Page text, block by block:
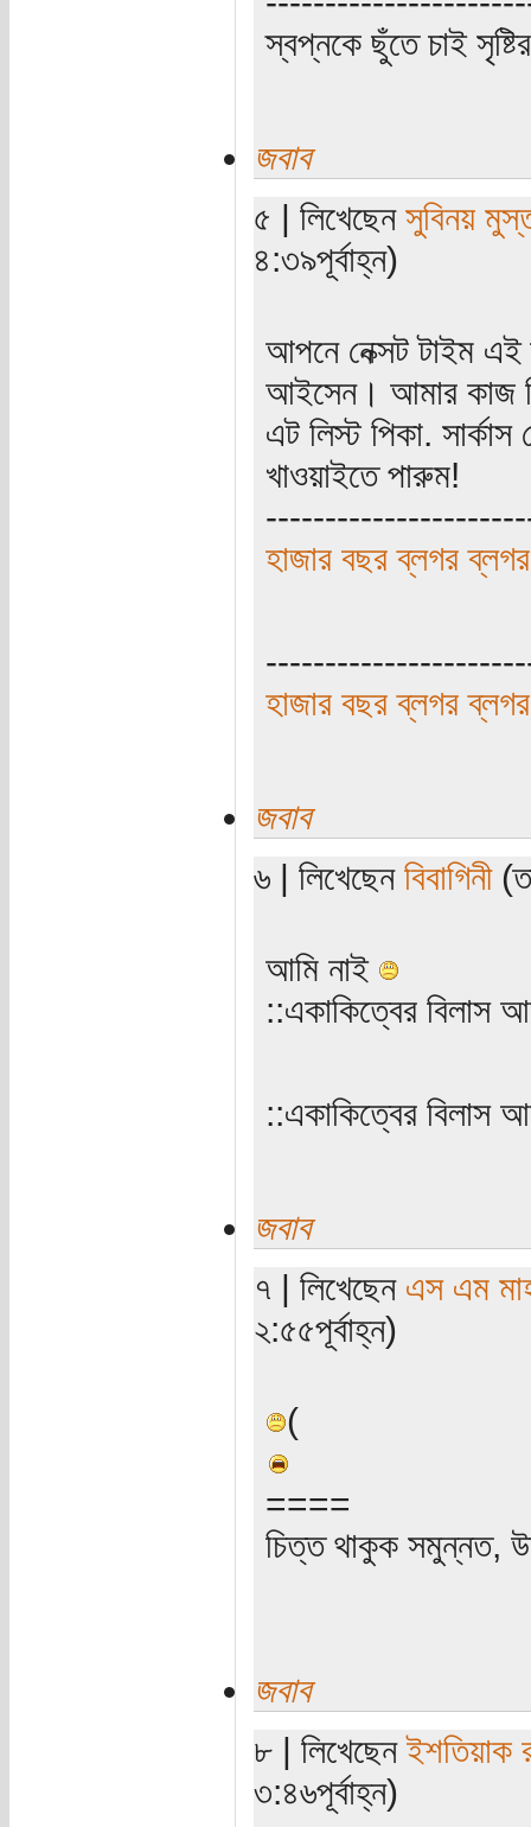
স্বপ্নকে ছুঁতে চাই
জবাব
৫ | লিখেছেন সুবিনয়
৪:৩৯পূর্বাহ্ন)
আপনে নেক্সট টাইম এই
আইসেন। আমার কাজ
এট লিস্ট পিকা.
খাওয়াইতে পারুম!
হাজার বছর ব্লগর ব্লগর
হাজার বছর ব্লগর ব্লগর
জবাব
৬ | লিখেছেন বিবাগিনী
আমি নাই
‌‌::একাকিত্বের বিলাস
‌‌::একাকিত্বের বিলাস
জবাব
৭ | লিখেছেন এস এম
২:৫৫পূর্বাহ্ন)
(
====
চিত্ত থাকুক সমুন্নত,
জবাব
৮ | লিখেছেনইশতিয়াক
৩:৪৬পূর্বাহ্ন)